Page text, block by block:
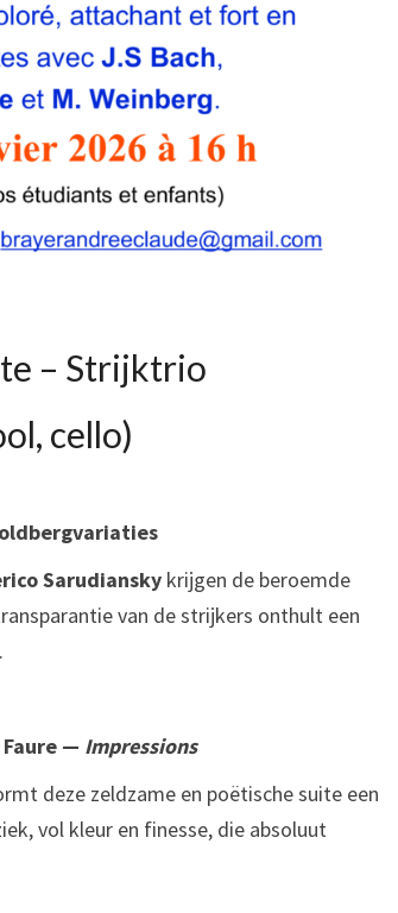
– Strijktrio
cello)
Sarudiansky krijgen de beroemde
van de strijkers onthult een
— Impressions
deze zeldzame en poëtische suite een
vol kleur en finesse, die absoluut